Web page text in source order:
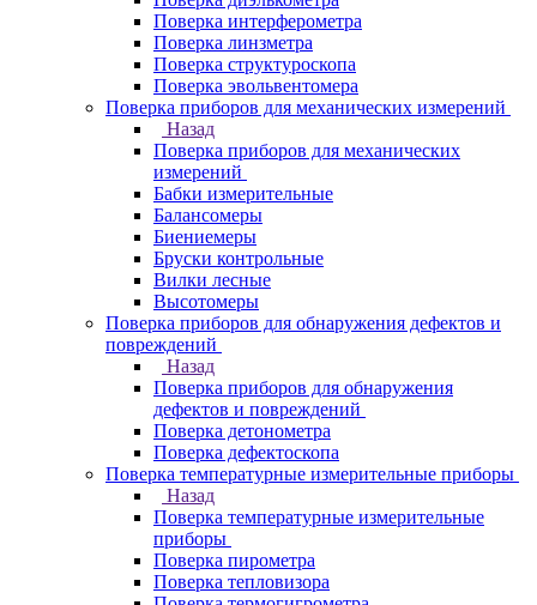
Поверка интерферометра
Поверка линзметра
Поверка структуроскопа
Поверка эвольвентомера
Поверка приборов для механических измерений
Назад
Поверка приборов для механических
измерений
Бабки измерительные
Балансомеры
Биениемеры
Бруски контрольные
Вилки лесные
Высотомеры
Поверка приборов для обнаружения дефектов и
повреждений
Назад
Поверка приборов для обнаружения
дефектов и повреждений
Поверка детонометра
Поверка дефектоскопа
Поверка температурные измерительные приборы
Назад
Поверка температурные измерительные
приборы
Поверка пирометра
Поверка тепловизора